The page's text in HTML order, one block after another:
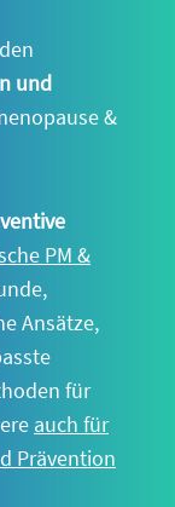
und
&
PM &
Ansätze,
für
auch für
Prävention